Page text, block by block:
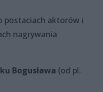
postaciach aktorów i
nagrywania
Bogusława (od pl.